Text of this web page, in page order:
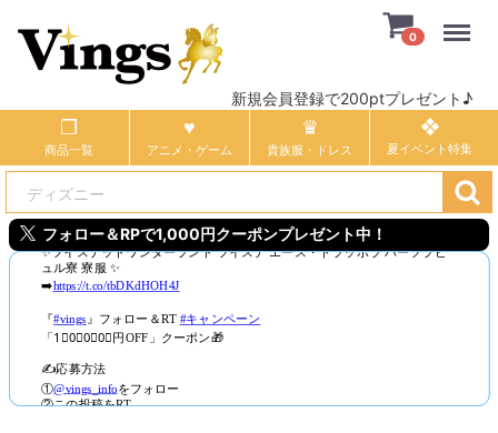
新規会員登録で200ptプレゼント♪
0
商品一覧 アニメ・ゲーム 貴族服・ドレス
フォロー＆RPで1,000円クーポンプレゼント中！